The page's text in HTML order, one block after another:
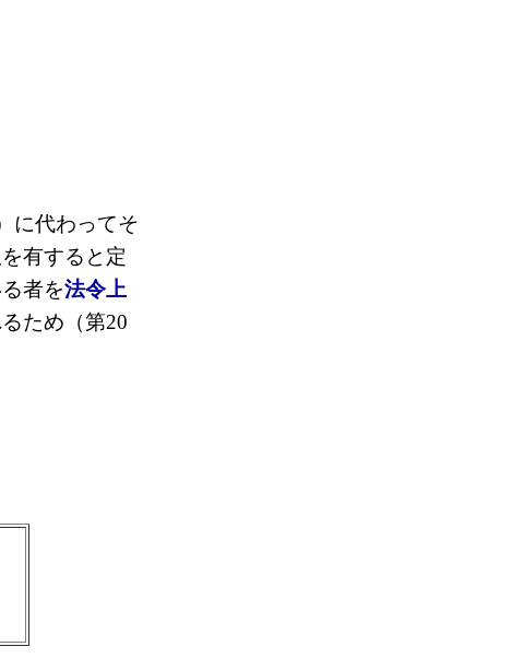
に代わってそ
有すると定
者を法令上
ため（第20